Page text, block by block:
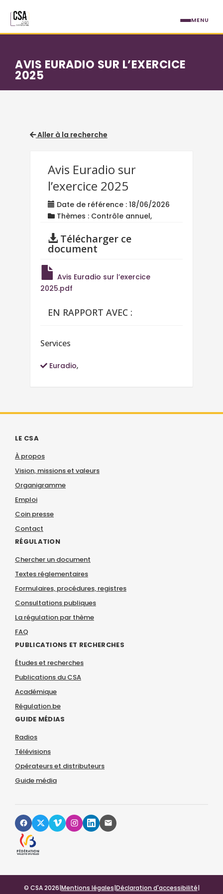
AVIS EURADIO SUR L’EXERCICE
2025
Aller à la recherche
Avis Euradio sur
l’exercice 2025
Date de référence : 18/06/2026
Thèmes : Contrôle annuel,
Télécharger ce
document
Avis Euradio sur l’exercice
2025.pdf
EN RAPPORT AVEC :
Services
Euradio,
LE CSA
À propos
Vision, missions et valeurs
Organigramme
Emploi
Coin presse
Contact
RÉGULATION
Chercher un document
Textes réglementaires
Formulaires, procédures, registres
Consultations publiques
La régulation par thème
FAQ
PUBLICATIONS ET RECHERCHES
Études et recherches
Publications du CSA
Académique
Régulation.be
GUIDE MÉDIAS
Radios
Télévisions
Opérateurs et distributeurs
Guide média
© CSA 2026|Mentions légales|Déclaration d'accessibilité|
MENU